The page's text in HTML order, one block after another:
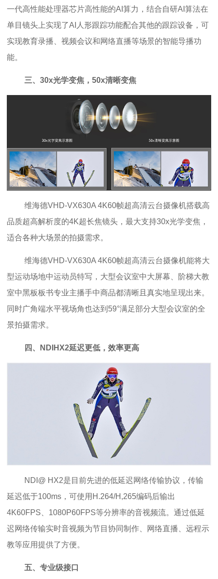
一代高性能处理器芯片高性能的AI算力，结合自研AI算法在
单目镜头上实现了AI人形跟踪功能配合其他的跟踪设备，可
实现教育录播、视频会议和网络直播等场景的智能导播功
能。
三、30x光学变焦，50x清晰变焦
维海德VHD-VX630A 4K60帧超高清云台摄像机搭载高
品质超高解析度的4K超长焦镜头，最大支持30x光学变焦，
适合各种大场景的拍摄需求。
维海德VHD-VX630A 4K60帧超高清云台摄像机能将大
型运动场地中运动员特写，大型会议室中大屏幕、阶梯大教
室中黑板板书专业主播手中商品都清晰且真实地呈现出来。
同时广角端水平视场角也达到59°满足部分大型会议室的全
景拍摄需求。
四、NDIHX2延迟更低，效率更高
NDI@ HX2是目前先进的低延迟网络传输协议，传输
延迟低于100ms，可使用H.264/H,265编码后输出
4K60FPS、1080P60FPS等分辨率的音视频流。通过低延
迟网络传输实时音视频为节目协同制作、网络直播、远程示
教等应用提供了方便。
五、专业级接口